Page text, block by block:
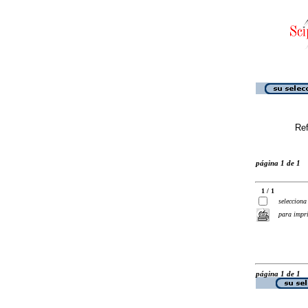
página 1 de 1
1 / 1
selecciona
para
página 1 de 1